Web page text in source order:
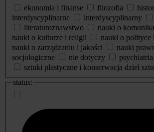
ekonomia i finanse
filozofia
interdyscyplinarne
interdyscyplinarny
literaturoznawstwo
nauki o
nauki o kulturze i religii
nauki o polityce
nauki o zarządzaniu i jakości
nauki
socjologiczne
nie dotyczy psychiatria
sztuki plastyczne i konserwacja dzieł
status: